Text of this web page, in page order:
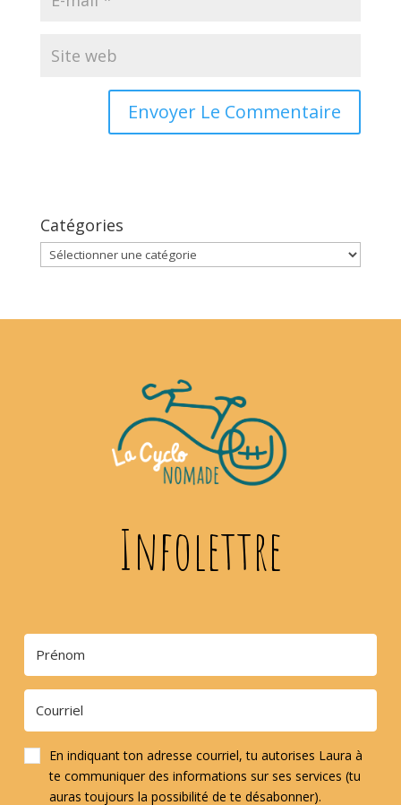
Catégories
Catégories
Infolettre
En indiquant ton adresse courriel, tu autorises Laura à
te communiquer des informations sur ses services (tu
auras toujours la possibilité de te désabonner).